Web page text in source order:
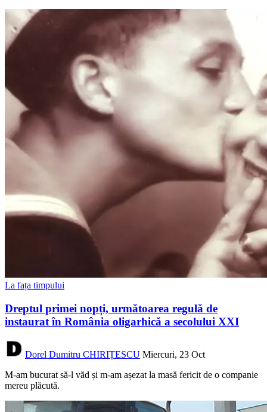
La fața timpului
Dreptul primei nopți, următoarea regulă de
instaurat în România oligarhică a secolului XXI
Dorel Dumitru CHIRIȚESCU Miercuri, 23 Oct
M-am bucurat să-l văd și m-am așezat la masă fericit de o companie
mereu plăcută.